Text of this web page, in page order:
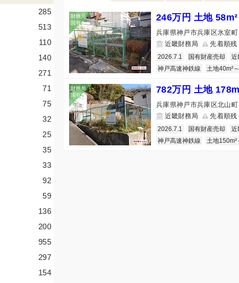
246万円 土地 58m²
兵庫県神戸市兵庫区氷室町
近畿財務局
先着順残
2026.7.1 国有財産売却 近
神戸高速神鉄線
土地40m²～
782万円 土地
兵庫県神戸市兵庫区北山町
近畿財務局
先着順残
2026.7.1 国有財産売却 近
神戸高速神鉄線
土地150m²
285
513
110
140
271
71
75
32
25
35
33
92
59
136
200
955
297
154